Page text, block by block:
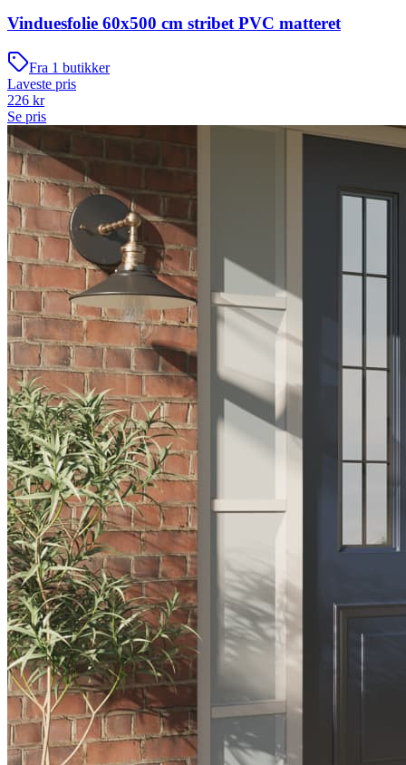
Vinduesfolie 60x500 cm stribet PVC matteret
Fra 1 butikker
Laveste pris
226 kr
Se pris